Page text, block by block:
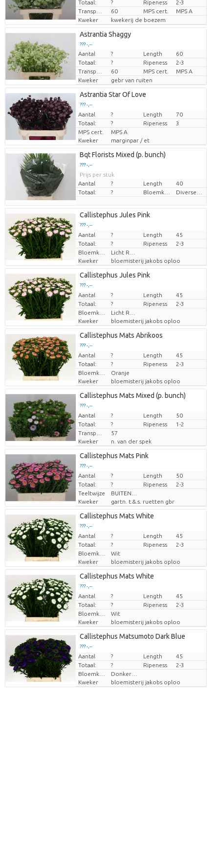
Totaal:
? Ripeness
2-3
60 MPS cert.
MPS A
Kweker
kwekerij de boezem
Astrantia Shaggy
??? -,--
Prijs per stuk
Aantal ? Length
60
Totaal:
? Ripeness
2-3
60 MPS cert.
MPS A
Kweker
gebr van ruiten
Astrantia Star Of Love
??? -,--
Prijs per stuk
Aantal ? Length
70
Totaal:
? Ripeness
3
MPS cert.
MPS A
Kweker
marginpar / et
Bqt Florists Mixed (p. bunch)
??? -,--
Prijs per stuk
Aantal
? Length
40
Totaal:
?
Callistephus Jules Pink
??? -,--
Prijs per stuk
Aantal ? Length
45
Totaal:
? Ripeness
2-3
Bloemkleur
Kweker
bloemisterij jakobs oploo
Callistephus Jules Pink
??? -,--
Prijs per stuk
Aantal ? Length
45
Totaal:
? Ripeness
2-3
Bloemkleur
Kweker
bloemisterij jakobs oploo
Callistephus Mats Abrikoos
??? -,--
Prijs per stuk
Aantal ? Length
45
Totaal:
? Ripeness
2-3
Bloemkleur
Oranje
Kweker
bloemisterij jakobs oploo
Callistephus Mats Mixed (p. bunch)
??? -,--
Prijs per stuk
Aantal ? Length
50
Totaal:
? Ripeness
1-2
57
Kweker
n. van der spek
Callistephus Mats Pink
??? -,--
Prijs per stuk
Aantal ? Length
50
Totaal:
? Ripeness
2-3
Teeltwijze
Kweker
gartn. t.&.s. ruetten gbr
Callistephus Mats White
??? -,--
Prijs per stuk
Aantal ? Length
45
Totaal:
? Ripeness
2-3
Bloemkleur
Wit
Kweker
bloemisterij jakobs oploo
Callistephus Mats White
??? -,--
Prijs per stuk
Aantal ? Length
45
Totaal:
? Ripeness
2-3
Bloemkleur
Wit
Kweker
bloemisterij jakobs oploo
Callistephus Matsumoto Dark Blue
??? -,--
Prijs per stuk
Aantal ? Length
45
Totaal:
? Ripeness
2-3
Bloemkleur
Donkerblauw
Kweker
bloemisterij jakobs oploo